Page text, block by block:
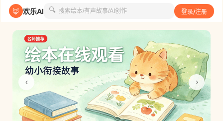
🦊 欢乐AI 🔍 登录/注册
‹ ›